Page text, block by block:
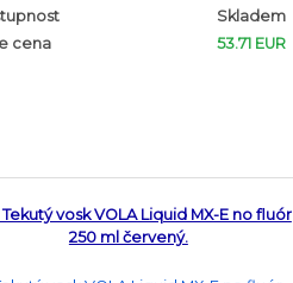
Skladem
cena
53.71 EUR
vosk VOLA Liquid MX-E no fluór
250 ml červený.